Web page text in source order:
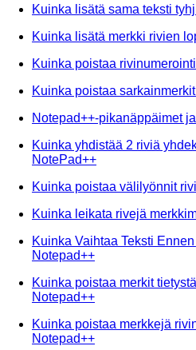
Kuinka lisätä sama teksti
Kuinka lisätä merkki rivien
Kuinka poistaa
Kuinka poistaa
Notepad++-pikanäppäimet
Kuinka yhdistää 2 riviä
NotePad++
Kuinka poistaa välilyönnit
Kuinka leikata rivejä
Kuinka Vaihtaa Teksti
Notepad++
Kuinka poistaa merkit
Notepad++
Kuinka poistaa merkkejä
Notepad++